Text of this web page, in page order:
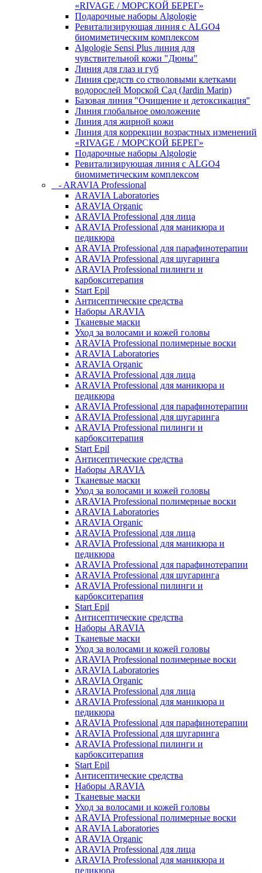
«RIVAGE / МОРСКОЙ БЕРЕГ»
Подарочные наборы Algologie
Ревитализирующая линия с ALGO4
биомиметическим комплексом
Algologie Sensi Plus линия для
чувcтвительной кожи "Дюны"
Линия для глаз и губ
Линия средств со стволовыми клетками
водорослей Морской Сад (Jardin Marin)
Базовая линия "Очищение и детоксикация"
Линия глобальное омоложение
Линия для жирной кожи
Линия для коррекции возрастных изменений
«RIVAGE / МОРСКОЙ БЕРЕГ»
Подарочные наборы Algologie
Ревитализирующая линия с ALGO4
биомиметическим комплексом
- ARAVIA Professional
ARAVIA Laboratories
ARAVIA Organic
ARAVIA Professional для лица
ARAVIA Professional для маникюра и
педикюра
ARAVIA Professional для парафинотерапии
ARAVIA Professional для шугаринга
ARAVIA Professional пилинги и
карбокситерапия
Start Epil
Антисептические средства
Наборы ARAVIA
Тканевые маски
Уход за волосами и кожей головы
ARAVIA Professional полимерные воски
ARAVIA Laboratories
ARAVIA Organic
ARAVIA Professional для лица
ARAVIA Professional для маникюра и
педикюра
ARAVIA Professional для парафинотерапии
ARAVIA Professional для шугаринга
ARAVIA Professional пилинги и
карбокситерапия
Start Epil
Антисептические средства
Наборы ARAVIA
Тканевые маски
Уход за волосами и кожей головы
ARAVIA Professional полимерные воски
ARAVIA Laboratories
ARAVIA Organic
ARAVIA Professional для лица
ARAVIA Professional для маникюра и
педикюра
ARAVIA Professional для парафинотерапии
ARAVIA Professional для шугаринга
ARAVIA Professional пилинги и
карбокситерапия
Start Epil
Антисептические средства
Наборы ARAVIA
Тканевые маски
Уход за волосами и кожей головы
ARAVIA Professional полимерные воски
ARAVIA Laboratories
ARAVIA Organic
ARAVIA Professional для лица
ARAVIA Professional для маникюра и
педикюра
ARAVIA Professional для парафинотерапии
ARAVIA Professional для шугаринга
ARAVIA Professional пилинги и
карбокситерапия
Start Epil
Антисептические средства
Наборы ARAVIA
Тканевые маски
Уход за волосами и кожей головы
ARAVIA Professional полимерные воски
ARAVIA Laboratories
ARAVIA Organic
ARAVIA Professional для лица
ARAVIA Professional для маникюра и
педикюра